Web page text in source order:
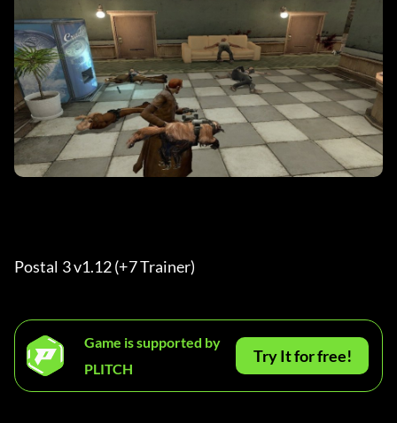
Postal 3 v1.12 (+7 Trainer)
Game is supported by
PLITCH
Try It for free!